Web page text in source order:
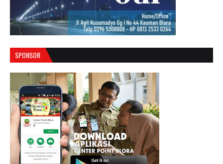
SPONSOR